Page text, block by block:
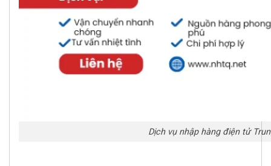
Dịch vụ nhập hàng điện tử